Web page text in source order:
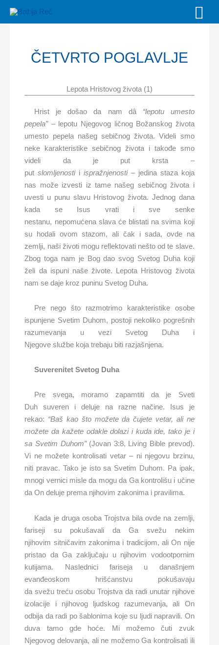
ČETVRTO POGLAVLJE
Lepota Hristovog života (1)
Hrist je došao da nam dâ “lepotu umesto
pepela”– lepotu Njegovog ličnog Božanskog života
umesto pepela našeg sebičnog života. Videli smo
neke karakteristike sebičnog života i takođe smo
videli da je put krsta –
putslomljenostiiispražnjenosti– jedina staza koja
nas može izvesti iz tame našeg sebičnog života i
uvesti u punu slavu Hristovog života. Jednog dana
kada se Isus vrati i sve senke
nestanu, nepomućena slava će blistati na svima koji
su hodali ovom stazom, ali čak i sada, ovde na
zemlji, naši životi mogu reflektovati nešto od te slave.
Zbog toga nam je Bog dao svog Svetog Duha koji
želi da ispuni naše živote. Lepota Hristovog života
nam se daje kroz puninu Svetog Duha.
Pre nego što razmotrimo karakteristike osobe
ispunjene Svetim Duhom, postoji nekoliko pogrešnih
razumevanja u vezi Svetog Duha i
Njegove službe koja trebaju biti razjašnjena.
Suverenitet Svetog Duha
Pre svega, moramo zapamtiti da je Sveti
Duh suveren i deluje na razne načine. Isus je
rekao: “Baš kao što možetedačujete vetar, ali ne
možeteda kažeteodakle dolazi i kuda ide, tako je i
sa Svetim Duhom”(Jovan 3:8, Living Bible prevod).
Vi ne možete kontrolisati vetar – ni njegovu brzinu,
niti pravac. Tako je isto sa Svetim Duhom. Pa ipak,
mnogi vernici misle da mogu da Ga kontrolišu i učine
da On deluje prema njihovim zakonima i pravilima.
Kada je druga osoba Trojstva bila ovde na zemlji,
fariseji su pokušavali da Ga svežu nekim
njihovim sitničavim zakonima i tradicijom, ali On nije
pristao da Ga zaključaju u njihovim vodootpornim
kutijama. Naslednici fariseja u današnjem
evanđeoskom hrišćanstvu pokušavaju
da svežu treću osobu Trojstva da radi unutar njihove
izolacije i njihovog ljudskog razumevanja, ali On
odbija da radi po šablonima koje su ljudi napravili. On
duva tamo gde hoće. Mi možemo čuti zvuk
Njegovog delovanja, ali ne možemo Ga kontrolisati ili